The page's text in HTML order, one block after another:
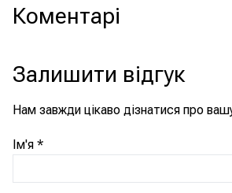
Коментарі
Залишити відгук
Нам завжди цікаво дізнатися про
Ім'я *